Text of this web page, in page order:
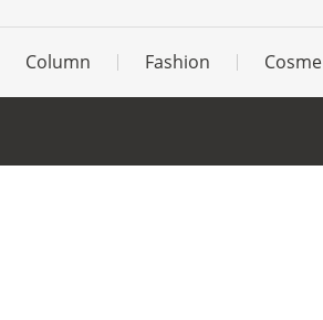
Column Fashion Cosme